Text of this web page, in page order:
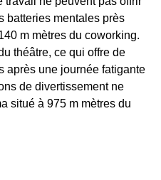
batteries mentales près
m mètres du coworking.
théâtre, ce qui offre de
après une journée fatigante
de divertissement ne
situé à 975 m mètres du